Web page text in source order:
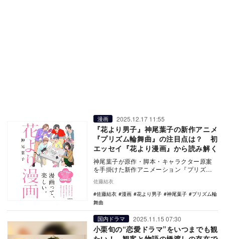
漫画 2025.12.17 11:55
『花より男子』神尾葉子の新作アニメ
『プリズム輪舞曲』の注目点は？ 初
エッセイ『花より漫画』から読み解く
神尾葉子が原作・脚本・キャラクター原案
を手掛けた新作アニメーション『プリズム
輪舞曲』が、2026年1月15日よりNetflix
に…
佐藤結衣
佐藤結衣
漫画 花より男子 神尾葉子
プリズム輪
舞曲
国内ドラマ 2025.11.15 07:30
小栗旬の“恋愛ドラマ”をいつまでも観